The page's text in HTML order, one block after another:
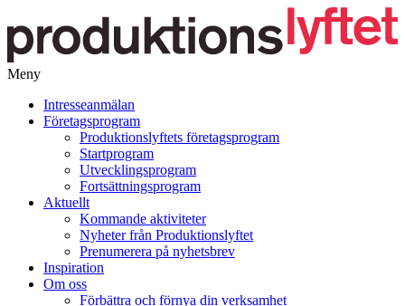
Meny
vidare
Intresseanmälan
Företagsprogram
Produktionslyftets företagsprogram
Startprogram
Utvecklingsprogram
Fortsättningsprogram
Aktuellt
Kommande aktiviteter
Nyheter från Produktionslyftet
Prenumerera på nyhetsbrev
Inspiration
Om oss
Förbättra och förnya din verksamhet